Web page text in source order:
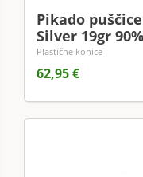
Pikado
Silver 19gr
Plastične konice
62,95 €